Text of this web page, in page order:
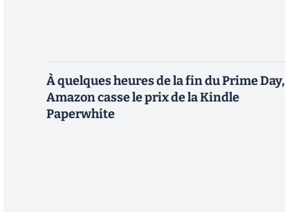
À quelques heures de la fin du Prime Day,
Amazon casse le prix de la Kindle
Paperwhite